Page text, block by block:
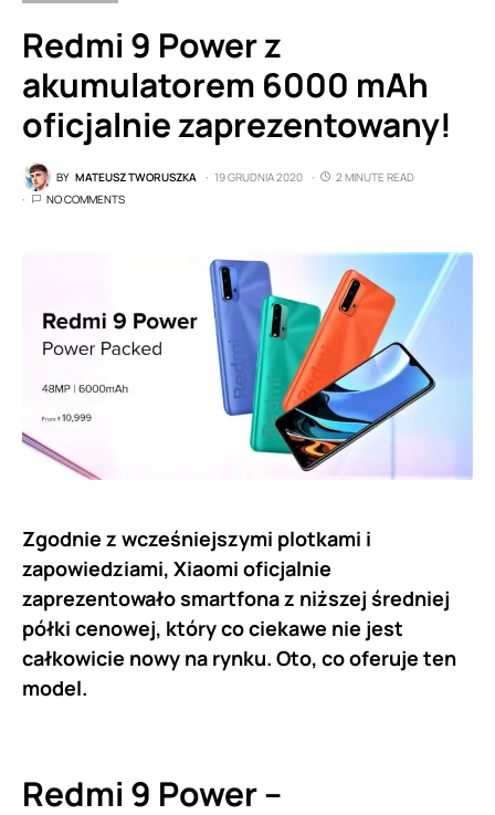
Redmi 9 Power z
akumulatorem 6000 mAh
oficjalnie zaprezentowany!
BY MATEUSZ TWORUSZKA 19 GRUDNIA 2020
2 MINUTE READ
NO COMMENTS
Zgodnie z wcześniejszymi plotkami i
zapowiedziami, Xiaomi oficjalnie
zaprezentowało smartfona z niższej średniej
półki cenowej, który co ciekawe nie jest
całkowicie nowy na rynku. Oto, co oferuje ten
model.
Redmi 9 Power –